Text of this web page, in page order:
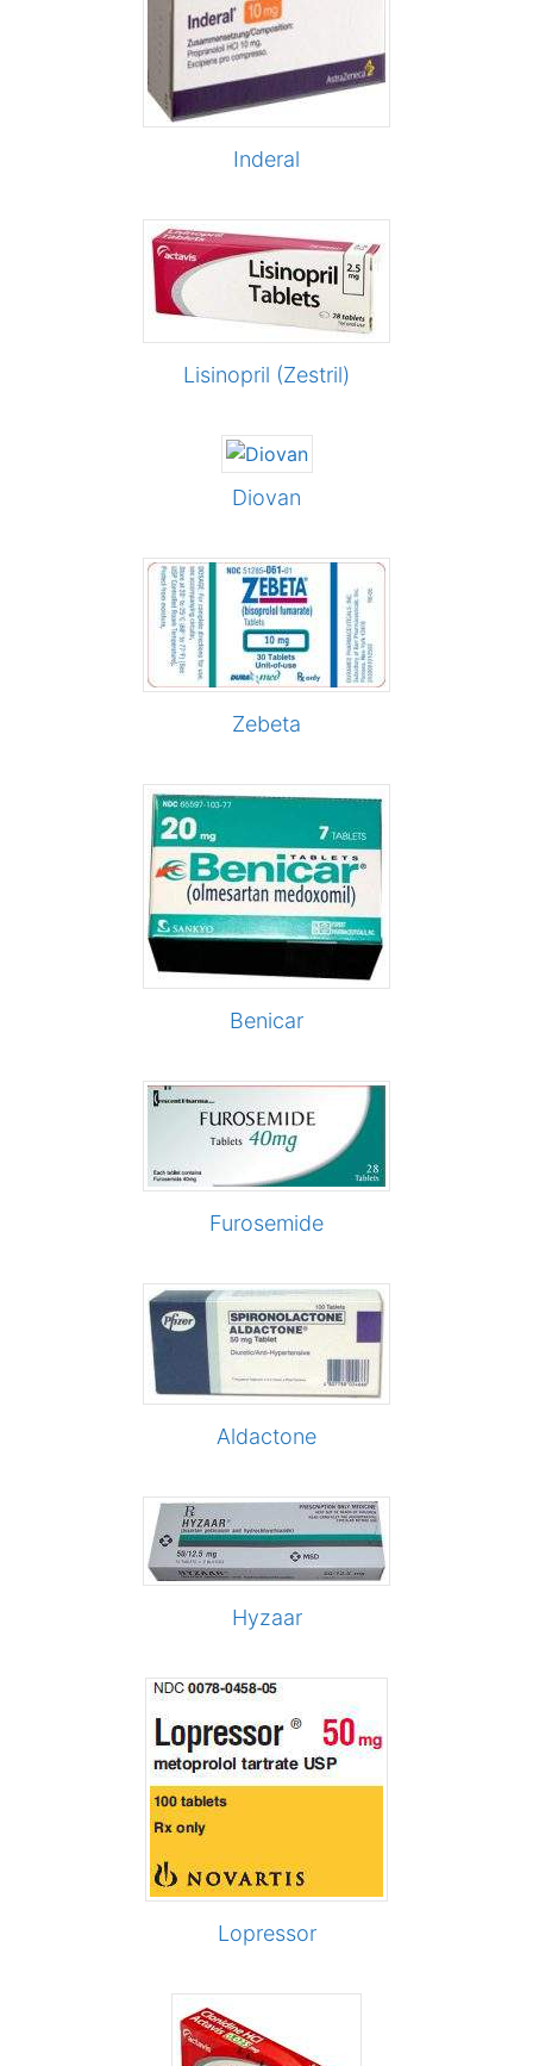
Inderal
Lisinopril (Zestril)
Diovan
Zebeta
Benicar
Furosemide
Aldactone
Hyzaar
Lopressor